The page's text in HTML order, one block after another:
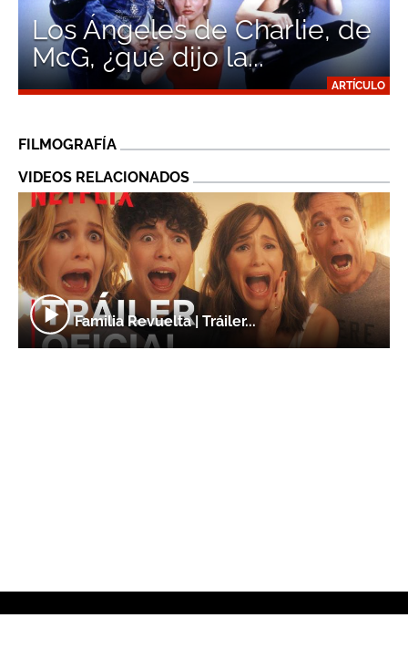
ARTÍCULO
Los Ángeles de Charlie, de
McG, ¿qué dijo la...
FILMOGRAFÍA
VIDEOS RELACIONADOS
Familia Revuelta | Tráiler...